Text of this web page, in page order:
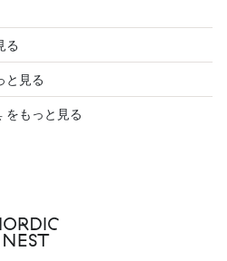
る
と見る
をもっと見る